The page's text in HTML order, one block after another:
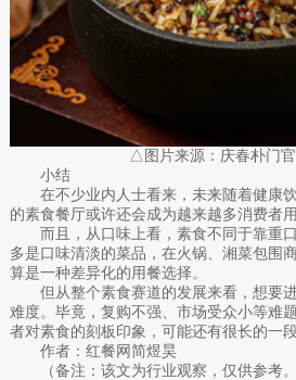
△图片来源：庆春朴门
小结
在不少业内人士看来，未来随着健康
的素食餐厅或许还会成为越来越多消费者
而且，从口味上看，素食不同于靠重
多是口味清淡的菜品，在火锅、湘菜包围
算是一种差异化的用餐选择。
但从整个素食赛道的发展来看，想要
难度。毕竟，复购不强、市场受众小等难
者对素食的刻板印象，可能还有很长的一段
作者：红餐网简煜昊
（备注：该文为行业观察，仅供参考。